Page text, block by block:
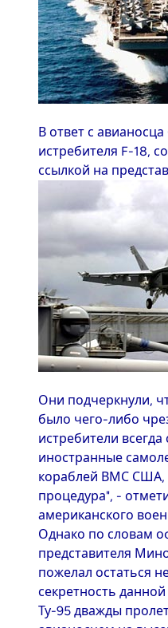
В ответ с
истребителя F-18,
ссылкой на
Они подчеркнули,
было чего-либо
истребители
иностранные
кораблей ВМС США,
процедура", -
американского
Однако по словам
представителя
пожелал остаться
секретность
Ту-95 дважды